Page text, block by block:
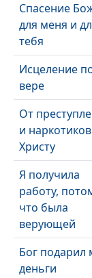
Спасение
для меня и
тебя
Исцеление
вере
От
и
Христу
Я получила
работу,
что была
верующей
Бог подарил
деньги